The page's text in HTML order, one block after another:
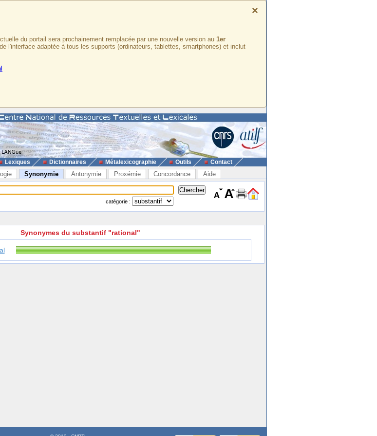
×
du portail sera prochainement remplacée par une nouvelle version au 1er
l'interface adaptée à tous les supports (ordinateurs, tablettes, smartphones) et inclut
Lexiques Dictionnaires Métalexicographie Outils Contact
Synonymie Antonymie Proxémie Concordance Aide
catégorie :
Synonymes du substantif "rational"